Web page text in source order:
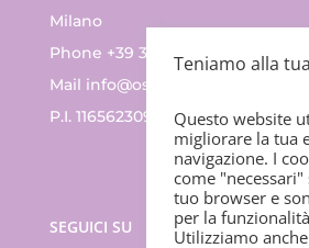
Milano
Phone +39 335.83.47.352
Mail info@ossino.it
P.I. 11656230965
SEGUICI SU
Teniamo alla
Questo website
migliorare la tua
navigazione. I
come
tuo browser e
per la
Utilizziamo